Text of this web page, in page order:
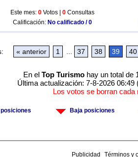
Este mes: 0 Votos | 0 Consultas
Calificación: No calificado / 0
« anterior 1 37 38 39 40
En el Top Turismo hay un total de
Última actualización: 7-8-2026 06:49
Los votos se borran cada
Baja posiciones
Publicidad Términos y